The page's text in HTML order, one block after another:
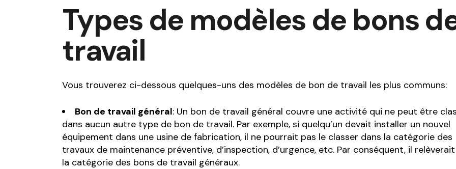
Types de modèles de bons
travail
Vous trouverez ci-dessous quelques-uns des modèles de bon de travail les plus communs:
Bon de travail général: Un bon de travail général couvre une activité qui ne peut être
dans aucun autre type de bon de travail. Par exemple, si quelqu’un devait installer un nouvel
équipement dans une usine de fabrication, il ne pourrait pas le classer dans la catégorie des
travaux de maintenance préventive, d’inspection, d’urgence, etc. Par conséquent, il
la catégorie des bons de travail généraux.